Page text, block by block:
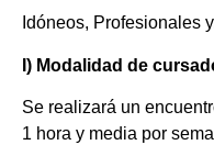
Idóneos, Profesionales
I) Modalidad de
Se realizará un
1 hora y media por